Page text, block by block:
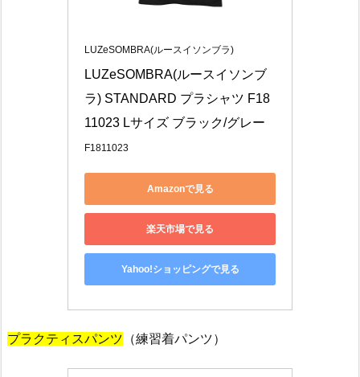
LUZeSOMBRA(ルースイソンブラ)
LUZeSOMBRA(ルースイソンブ
ラ) STANDARD プラシャツ F18
11023 Lサイズ ブラック/グレー
F1811023
Amazonで見る
楽天市場で見る
Yahoo!ショッピングで見る
プラクティスパンツ （練習着パンツ）